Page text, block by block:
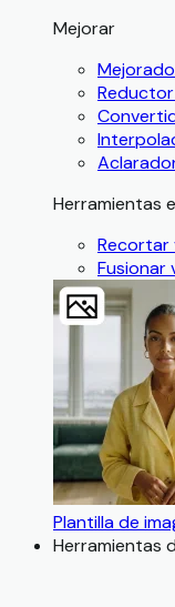
Mejorar
Herramientas
Recortar
Fusionar
Plantilla de
Herramientas